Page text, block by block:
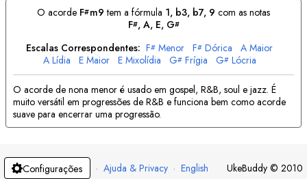
O acorde F#m9 tem a fórmula 1, b3, b7, 9 com as notas
F#, A, E, G#
Escalas Correspondentes: F# Menor F# Dórica A Maior
A Lídia E Maior E Mixolídia G# Frígia G# Lócria
O acorde de nona menor é usado em gospel, R&B, soul e jazz. É
muito versátil em progressões de R&B e funciona bem como acorde
suave para encerrar uma progressão.
Configurações · Ajuda & Privacy · English UkeBuddy © 2010